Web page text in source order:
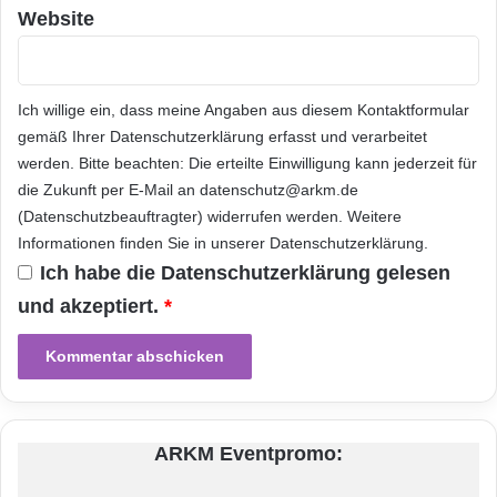
Ausgabe des Magazins PropertyEU zum
Entwickler Nummer 1 in Europa ernannt.
Bewertet wurden die zwischen 2009 und 2011
abgeschlossenen industriellen Projekte in
Quadratmetern. Zu Goodman Goodman ist
ein global führender, börsennotierter
Immobilienkonzern. Der Unternehmensfokus
liegt auf der Entwicklung, dem Besitz und der
Verwaltung industrieller und gewerblicher
Liegenschaften in Kontinentaleuropa,
Großbritannien und dem asiatisch-pazifischen
Raum. Goodman investiert in
Website
Ich willige ein, dass meine Angaben aus diesem Kontaktformular
gemäß Ihrer Datenschutzerklärung erfasst und verarbeitet
werden. Bitte beachten: Die erteilte Einwilligung kann jederzeit für
die Zukunft per E-Mail an datenschutz@arkm.de
(Datenschutzbeauftragter) widerrufen werden. Weitere
Informationen finden Sie in unserer Datenschutzerklärung
Ich habe die Datenschutzerklärung gelesen
und akzeptiert. *
ARKM Eventpromo: